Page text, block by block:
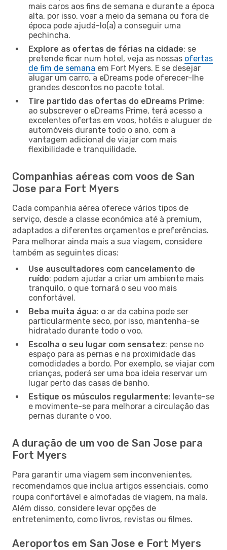
mais caros aos fins de semana e durante a época
alta, por isso, voar a meio da semana ou fora de
época pode ajudá-lo(a) a conseguir uma
pechincha.
Explore as ofertas de férias na cidade: se
pretende ficar num hotel, veja as nossas ofertas
de fim de semana em Fort Myers. E se desejar
alugar um carro, a eDreams pode oferecer-lhe
grandes descontos no pacote total.
Tire partido das ofertas do eDreams Prime:
ao subscrever o eDreams Prime, terá acesso a
excelentes ofertas em voos, hotéis e aluguer de
automóveis durante todo o ano, com a
vantagem adicional de viajar com mais
flexibilidade e tranquilidade.
Companhias aéreas com voos de San
Jose para Fort Myers
Cada companhia aérea oferece vários tipos de
serviço, desde a classe económica até à premium,
adaptados a diferentes orçamentos e preferências.
Para melhorar ainda mais a sua viagem, considere
também as seguintes dicas:
Use auscultadores com cancelamento de
ruído: podem ajudar a criar um ambiente mais
tranquilo, o que tornará o seu voo mais
confortável.
Beba muita água: o ar da cabina pode ser
particularmente seco, por isso, mantenha-se
hidratado durante todo o voo.
Escolha o seu lugar com sensatez: pense no
espaço para as pernas e na proximidade das
comodidades a bordo. Por exemplo, se viajar com
crianças, poderá ser uma boa ideia reservar um
lugar perto das casas de banho.
Estique os músculos regularmente: levante-se
e movimente-se para melhorar a circulação das
pernas durante o voo.
A duração de um voo de San Jose para
Fort Myers
Para garantir uma viagem sem inconvenientes,
recomendamos que inclua artigos essenciais, como
roupa confortável e almofadas de viagem, na mala.
Além disso, considere levar opções de
entretenimento, como livros, revistas ou filmes.
Aeroportos em San Jose e Fort Myers